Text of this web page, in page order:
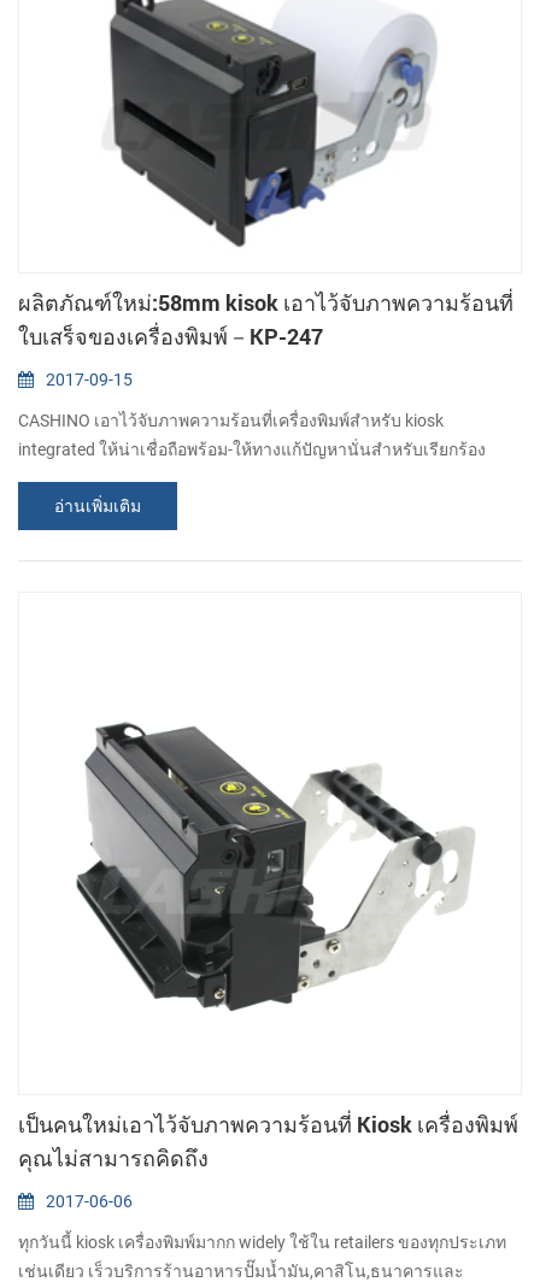
ผลิตภัณฑ์ใหม่:58mm kisok เอาไว้จับภาพความร้อนที่
ใบเสร็จของเครื่องพิมพ์－KP-247
2017-09-15
CASHINO เอาไว้จับภาพความร้อนที่เครื่องพิมพ์สำหรับ kiosk
integrated ให้น่าเชื่อถือพร้อม-ให้ทางแก้ปัญหานั่นสำหรับเรียกร้อง
kiosk โปรแกรมอย่างเช่นเอทีเอม,รถสวนดาวน์เครื่องจักรเป็นต้น เจอ
ต่างต้องการพวกเราเสมค้นคว้าและพัฒนาต่างๆขอ kiosk เครื่องพิมพ์
สำหรับลูกค้าไปเลย วันนี้ฉันตื่นเต้นที่จะแสดงให้คุณใหม่ของเราเรียก
Kiosk ตั๋วเครื่องพิมพ์ที่รวดเร็วขนาดใหญ่กระดาษม้วน, 58mm kisok
อ่านเพิ่มเติม
เป็นคนใหม่เอาไว้จับภาพความร้อนที่ Kiosk เครื่องพิมพ์
คุณไม่สามารถคิดถึง
2017-06-06
ทุกวันนี้ kiosk เครื่องพิมพ์มากก widely ใช้ใน retailers ของทุกประเภท
เช่นเดียว เร็วบริการร้านอาหารปั๊มน้ำมัน,คาสิโน,ธนาคารและ